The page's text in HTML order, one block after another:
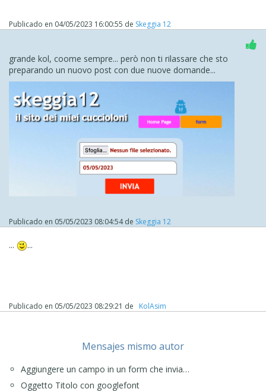
Publicado en 04/05/2023 16:00:55 de Skeggia 12
grande kol, coome sempre... però non ti rilassare che sto
preparando un nuovo post con due nuove domande...
Publicado en 05/05/2023 08:04:54de Skeggia 12
... ...
Publicado en 05/05/2023 08:29:21 de ‪ KolAsim ‪ ‪
Mensajes mismo autor
Aggiungere un campo in un form che invia…
Oggetto Titolo con googlefont